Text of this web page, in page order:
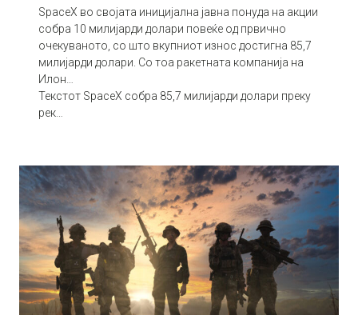
SpaceX во својата иницијална јавна понуда на акции
собра 10 милијарди долари повеќе од првично
очекуваното, со што вкупниот износ достигна 85,7
милијарди долари. Со тоа ракетната компанија на
Илон…
Текстот SpaceX собра 85,7 милијарди долари преку
рек…